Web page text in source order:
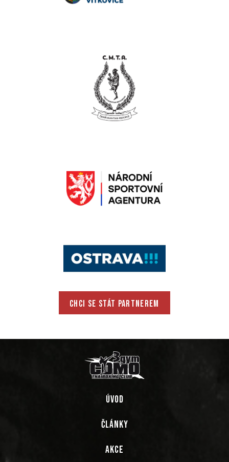
CHCI SE STÁT PARTNEREM
ÚVOD
ČLÁNKY
AKCE